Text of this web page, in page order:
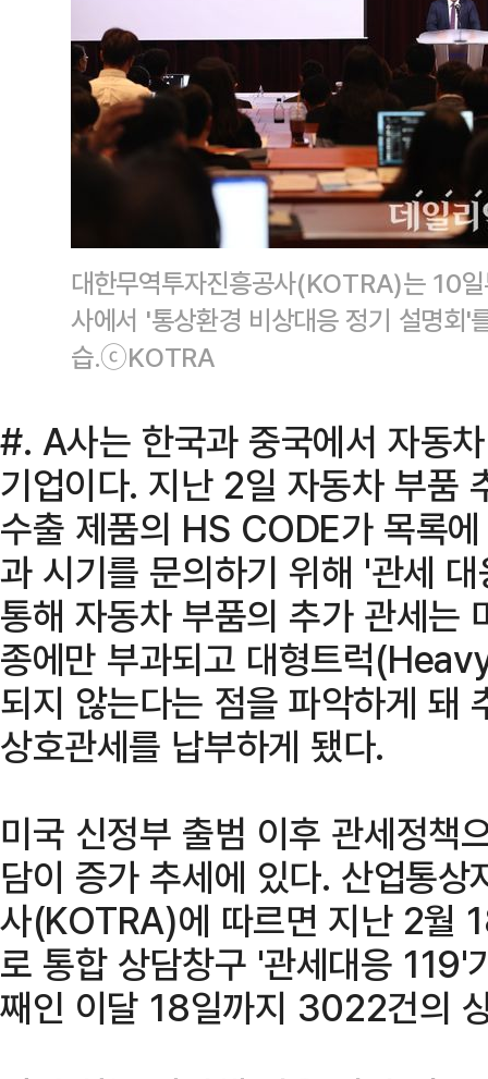
대한무역투자진흥공사(KOTRA)는 10
사에서 '통상환경 비상대응 정기 설명회'
습.ⓒKOTRA
#. A사는 한국과 중국에서 자동
기업이다. 지난 2일 자동차 부품
수출 제품의 HS CODE가 목록
과 시기를 문의하기 위해 '관세
통해 자동차 부품의 추가 관세는
종에만 부과되고 대형트럭
되지 않는다는 점을 파악하게
상호관세를 납부하게 됐다.
미국 신정부 출범 이후 관세정책
담이 증가 추세에 있다. 산업통
사(KOTRA)에 따르면 지난 2월
로 통합 상담창구 '관세대응 119'
째인 이달 18일까지 3022건의